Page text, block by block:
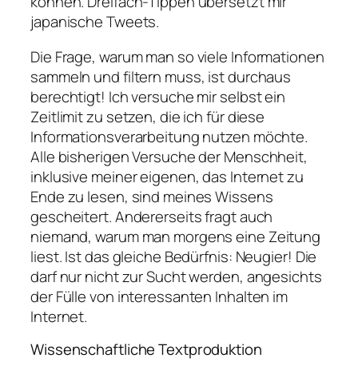
japanische Tweets.
Die Frage, warum man so viele Informationen
sammeln und filtern muss, ist durchaus
berechtigt! Ich versuche mir selbst ein
Zeitlimit zu setzen, die ich für diese
Informationsverarbeitung nutzen möchte.
Alle bisherigen Versuche der Menschheit,
inklusive meiner eigenen, das Internet zu
Ende zu lesen, sind meines Wissens
gescheitert. Andererseits fragt auch
niemand, warum man morgens eine Zeitung
liest. Ist das gleiche Bedürfnis: Neugier! Die
darf nur nicht zur Sucht werden, angesichts
der Fülle von interessanten Inhalten im
Internet.
Wissenschaftliche Textproduktion